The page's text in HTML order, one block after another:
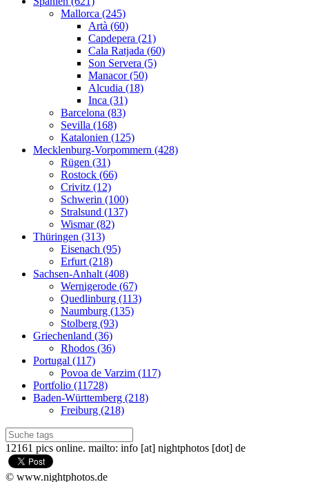
Mallorca (245)
Artà (60)
Capdepera (21)
Cala Ratjada (60)
Son Servera (5)
Manacor (50)
Alcudia (18)
Inca (31)
Barcelona (83)
Sevilla (168)
Katalonien (125)
Mecklenburg-Vorpommern (428)
Rügen (31)
Rostock (66)
Crivitz (12)
Schwerin (100)
Stralsund (137)
Wismar (82)
Thüringen (313)
Eisenach (95)
Erfurt (218)
Sachsen-Anhalt (408)
Wernigerode (67)
Quedlinburg (113)
Naumburg (135)
Stolberg (93)
Griechenland (36)
Rhodos (36)
Portugal (117)
Povoa de Varzim (117)
Portfolio (11728)
Baden-Württemberg (218)
Freiburg (218)
12161 pics online. mailto: info [at] nightphotos [dot] de
© www.nightphotos.de